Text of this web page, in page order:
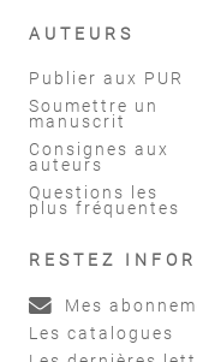
AUTEURS
Publier aux PUR
Soumettre un
manuscrit
Consignes aux
auteurs
Questions les
plus fréquentes
RESTEZ
Mes
Les catalogues